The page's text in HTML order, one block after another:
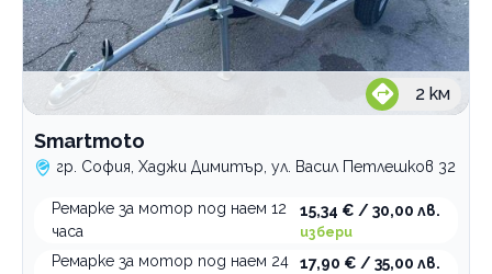
2 км
Smartmoto
гр. София, Хаджи Димитър, ул. Васил Петлешков 32
Ремарке за мотор под наем 12
часа
15,34 € / 30,00 лв.
избери
Ремарке за мотор под наем 24
17,90 € / 35,00 лв.